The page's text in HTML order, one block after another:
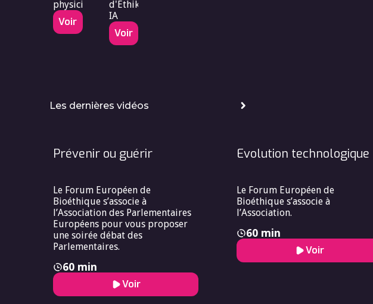
physicien
Voir
d'Ethik-
IA
Voir
Les dernières vidéos
Prévenir ou guérir
Le Forum Européen de
Bioéthique s’associe à
l’Association des Parlementaires
Européens pour vous proposer
une soirée débat des
Parlementaires.
60 min
Voir
Evolution technologique
Le Forum Européen de
Bioéthique s’associe à
l’Association.
60 min
Voir